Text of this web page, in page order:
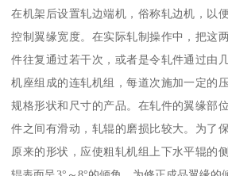
在机架后设置轧边端机，俗称轧边机，以
控制翼缘宽度。在实际轧制操作中，把这
件往复通过若干次，或者是令轧件通过由
机座组成的连轧机组，每道次施加一定的
规格形状和尺寸的产品。在轧件的翼缘部
件之间有滑动，轧辊的磨损比较大。为了
原来的形状，应使粗轧机组上下水平辊的